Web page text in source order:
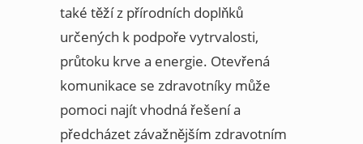
také těží z přírodních doplňků
určených k podpoře vytrvalosti,
průtoku krve a energie. Otevřená
komunikace se zdravotníky může
pomoci najít vhodná řešení a
předcházet závažnějším zdravotním